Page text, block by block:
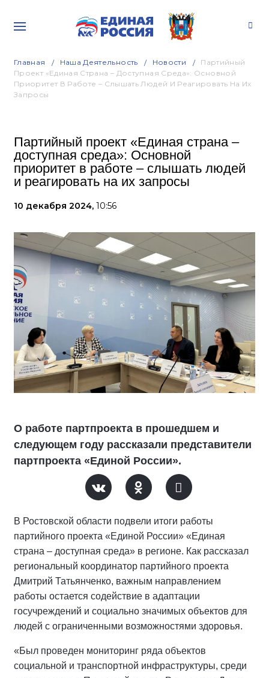
Главная Наша Деятельность Новости
Партийный
Проект «Единая Страна – Доступная Среда»: Основной
Приоритет В Работе – Слышать Людей И Реагировать На Их
Запросы
Партийный проект «Единая страна –
доступная среда»: Основной
приоритет в работе – слышать людей
и реагировать на их запросы
10 декабря 2024, 10:56
О работе партпроекта в прошедшем и
следующем году рассказали представители
партпроекта «Единой России».
В Ростовской области подвели итоги работы
партийного проекта «Единой России» «Единая
страна – доступная среда» в регионе. Как рассказал
региональный координатор партийного проекта
Дмитрий Татьянченко, важным направлением
работы остается содействие в адаптации
госучреждений и социально значимых объектов для
людей с ограниченными возможностями здоровья.
«Был проведен мониторинг ряда объектов
социальной и транспортной инфраструктуры, среди